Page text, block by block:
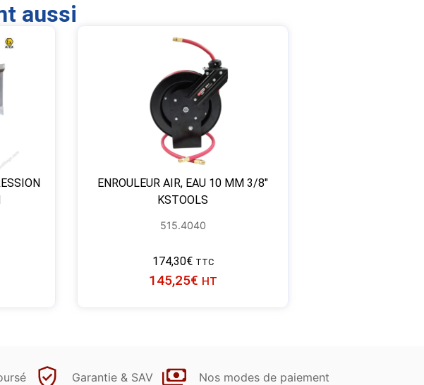
aussi
ENROULEUR AIR, EAU 10 MM 3/8″
KSTOOLS
515.4040
174,30€ TTC
145,25€ HT
Garantie & SAV Nos modes de paiement